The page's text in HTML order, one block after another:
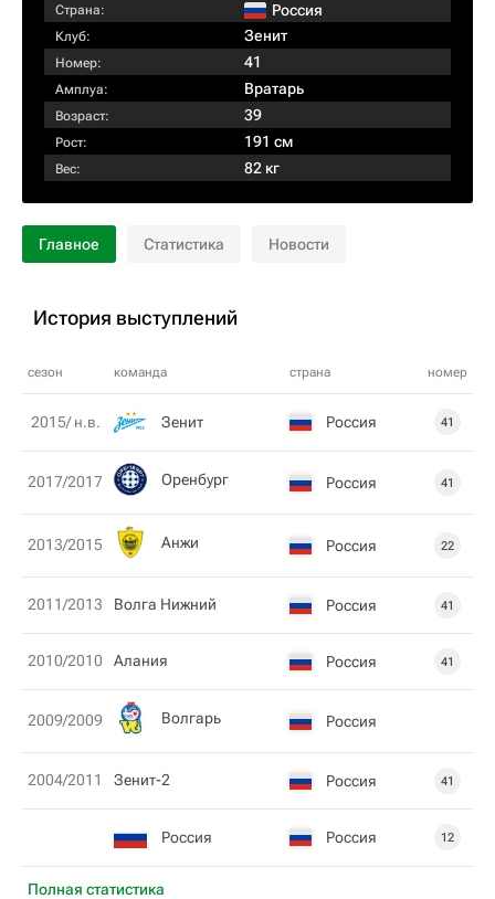
Страна: Россия
Клуб: Зенит
Номер: 41
Амплуа: Вратарь
Возраст: 39
Рост: 191 см
Вес: 82 кг
Главное Статистика Новости
История выступлений
сезон команда страна номер
Полная статистика
2015/ н.в. Зенит Россия 41
2017/2017 Оренбург Россия 41
2013/2015 Анжи Россия 22
2011/2013 Волга Нижний Россия 41
2010/2010 Алания Россия 41
2009/2009 Волгарь Россия
2004/2011 Зенит-2 Россия 41
Россия Россия 12